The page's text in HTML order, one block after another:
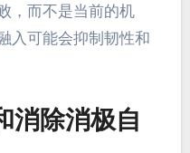
削弱他们的表现，导
造成固定心态。许多
其持续存在。此外，